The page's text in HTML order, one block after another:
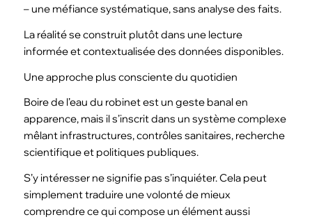
– une méfiance systématique, sans analyse des faits.
La réalité se construit plutôt dans une lecture
informée et contextualisée des données disponibles.
Une approche plus consciente du quotidien
Boire de l’eau du robinet est un geste banal en
apparence, mais il s’inscrit dans un système complexe
mêlant infrastructures, contrôles sanitaires, recherche
scientifique et politiques publiques.
S’y intéresser ne signifie pas s’inquiéter. Cela peut
simplement traduire une volonté de mieux
comprendre ce qui compose un élément aussi